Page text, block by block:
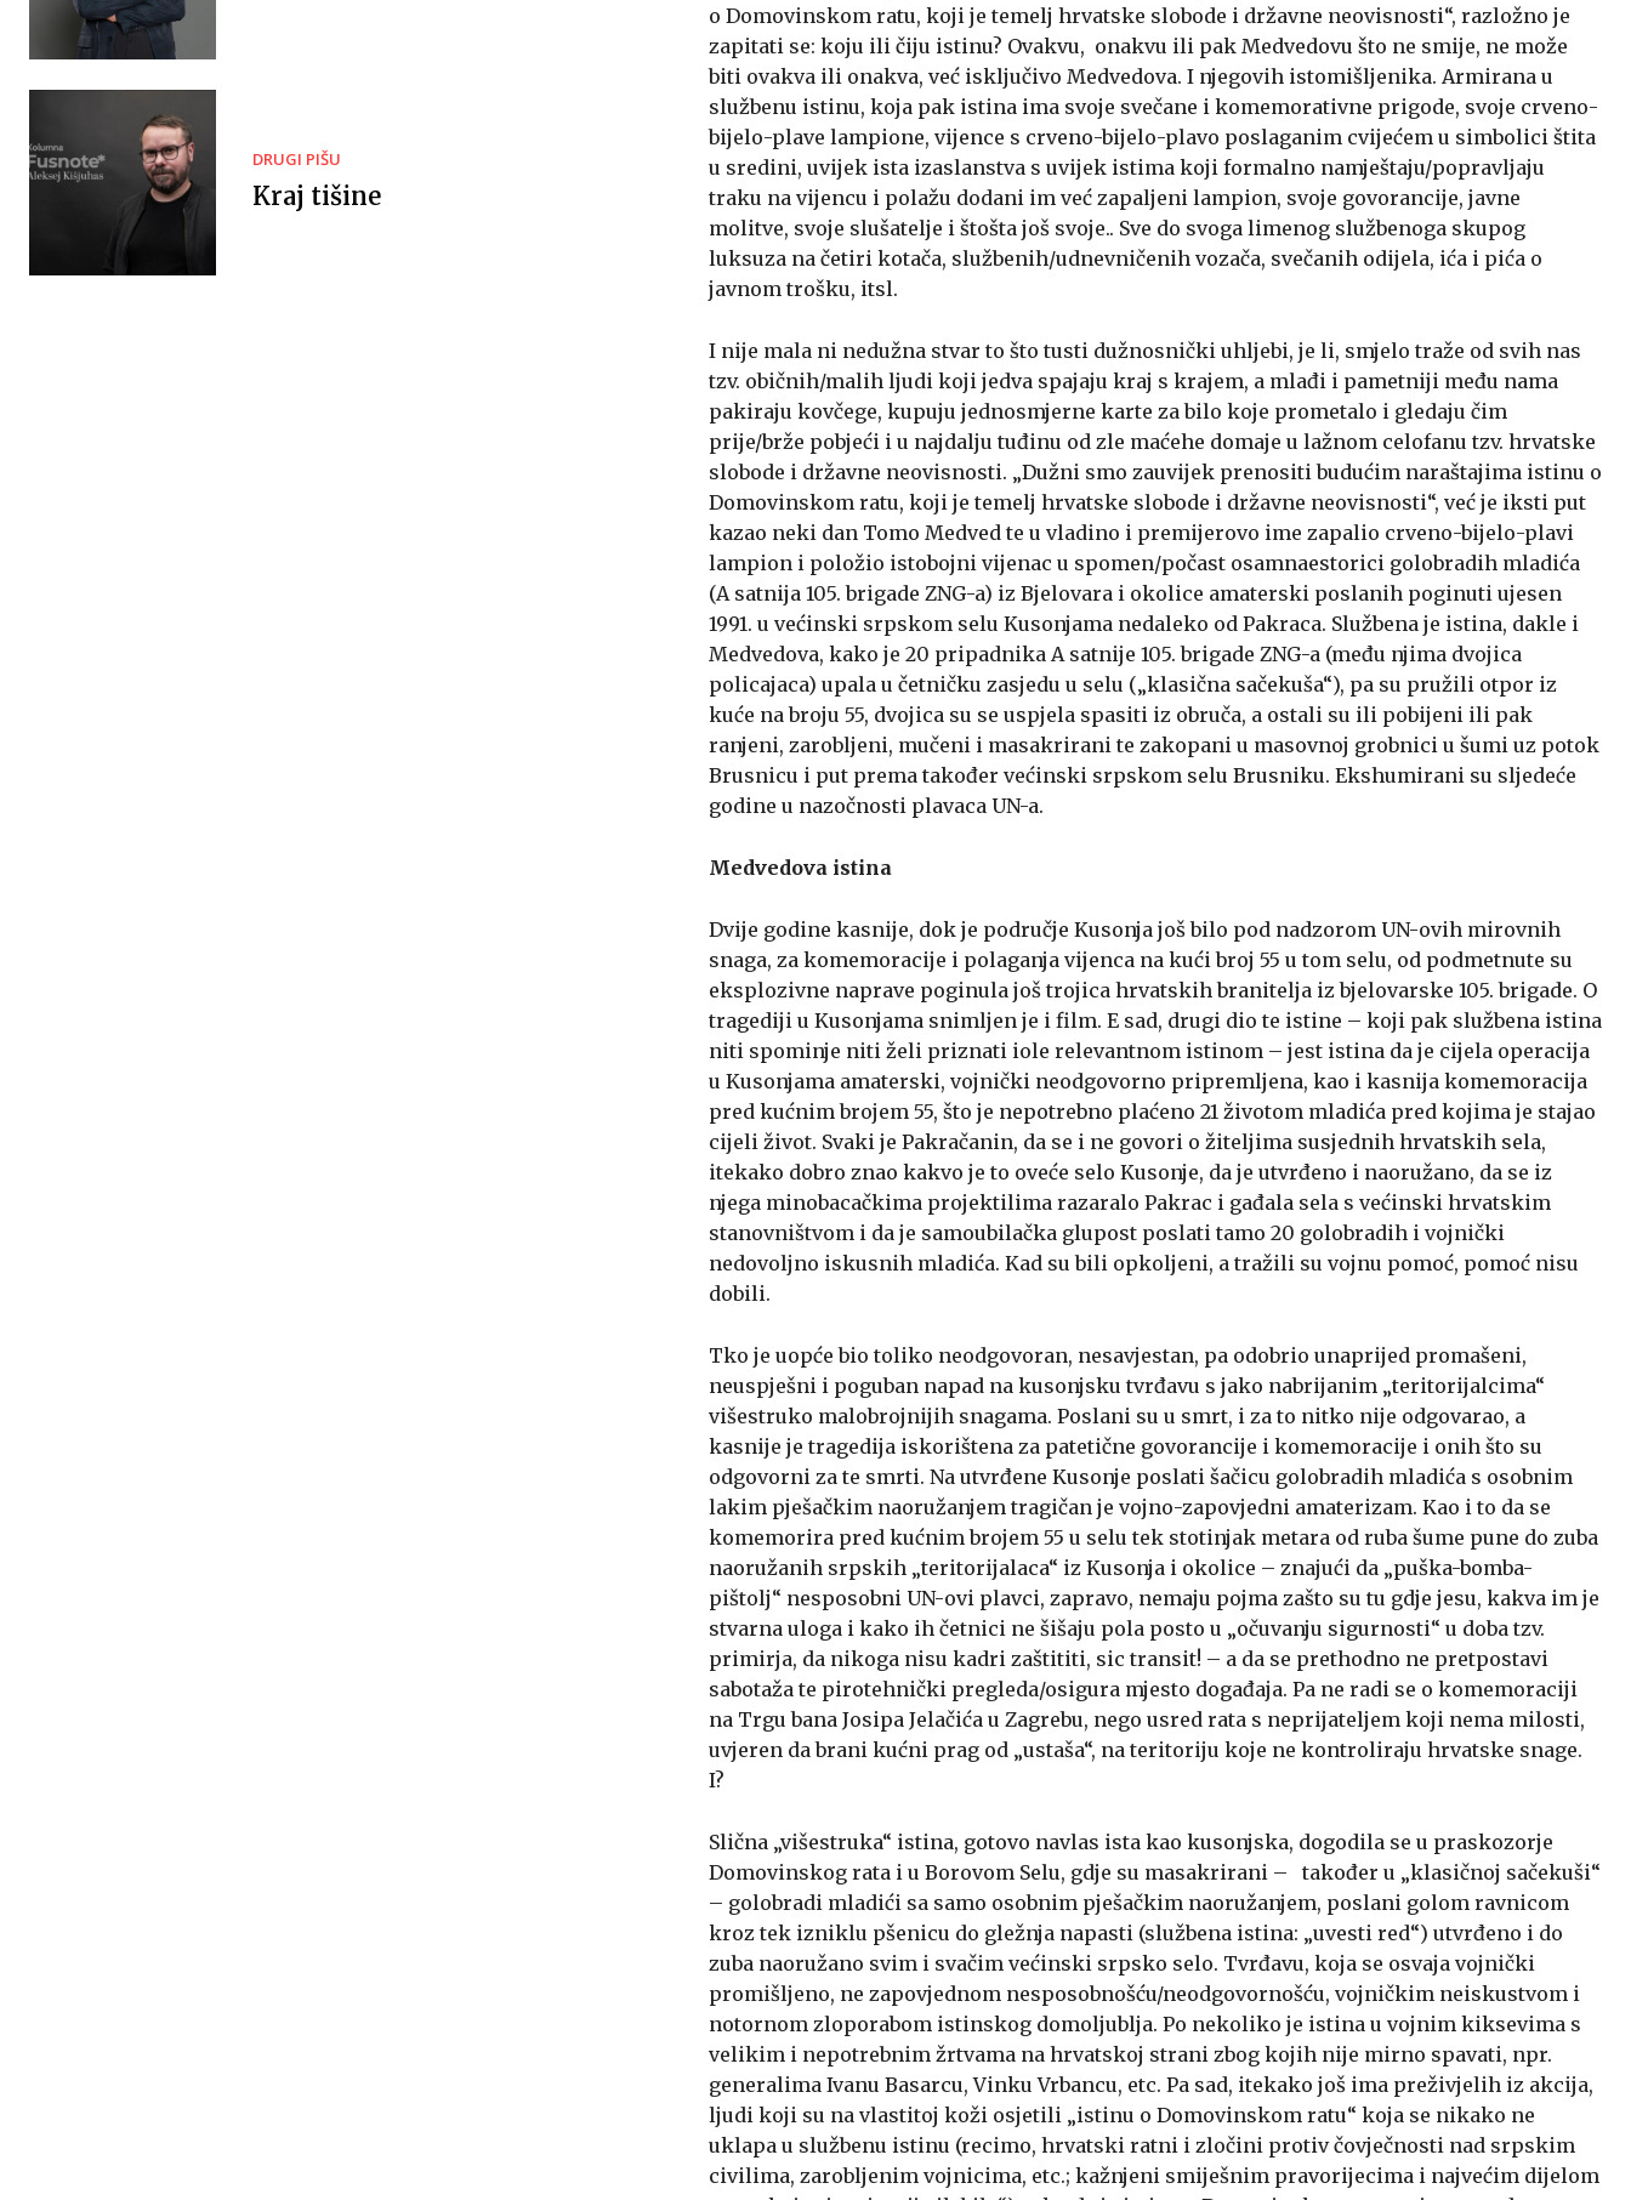
DRUGI PIŠU
Kraj tišine
o Domovinskom ratu, koji je temelj hrvatske slobode i državne neovisnosti“, razložno je
zapitati se: koju ili čiju istinu? Ovakvu, onakvu ili pak Medvedovu što ne smije, ne može
biti ovakva ili onakva, već isključivo Medvedova. I njegovih istomišljenika. Armirana u
službenu istinu, koja pak istina ima svoje svečane i komemorativne prigode, svoje crveno-
bijelo-plave lampione, vijence s crveno-bijelo-plavo poslaganim cvijećem u simbolici štita
u sredini, uvijek ista izaslanstva s uvijek istima koji formalno namještaju/popravljaju
traku na vijencu i polažu dodani im već zapaljeni lampion, svoje govorancije, javne
molitve, svoje slušatelje i štošta još svoje.. Sve do svoga limenog službenoga skupog
luksuza na četiri kotača, službenih/udnevničenih vozača, svečanih odijela, ića i pića o
javnom trošku, itsl.
I nije mala ni nedužna stvar to što tusti dužnosnički uhljebi, je li, smjelo traže od svih nas
tzv. običnih/malih ljudi koji jedva spajaju kraj s krajem, a mlađi i pametniji među nama
pakiraju kovčege, kupuju jednosmjerne karte za bilo koje prometalo i gledaju čim
prije/brže pobjeći i u najdalju tuđinu od zle maćehe domaje u lažnom celofanu tzv. hrvatske
slobode i državne neovisnosti. „Dužni smo zauvijek prenositi budućim naraštajima istinu o
Domovinskom ratu, koji je temelj hrvatske slobode i državne neovisnosti“, već je iksti put
kazao neki dan Tomo Medved te u vladino i premijerovo ime zapalio crveno-bijelo-plavi
lampion i položio istobojni vijenac u spomen/počast osamnaestorici golobradih mladića
(A satnija 105. brigade ZNG-a) iz Bjelovara i okolice amaterski poslanih poginuti ujesen
1991. u većinski srpskom selu Kusonjama nedaleko od Pakraca. Službena je istina, dakle i
Medvedova, kako je 20 pripadnika A satnije 105. brigade ZNG-a (među njima dvojica
policajaca) upala u četničku zasjedu u selu („klasična sačekuša“), pa su pružili otpor iz
kuće na broju 55, dvojica su se uspjela spasiti iz obruča, a ostali su ili pobijeni ili pak
ranjeni, zarobljeni, mučeni i masakrirani te zakopani u masovnoj grobnici u šumi uz potok
Brusnicu i put prema također većinski srpskom selu Brusniku. Ekshumirani su sljedeće
godine u nazočnosti plavaca UN-a.
Medvedova istina
Dvije godine kasnije, dok je područje Kusonja još bilo pod nadzorom UN-ovih mirovnih
snaga, za komemoracije i polaganja vijenca na kući broj 55 u tom selu, od podmetnute su
eksplozivne naprave poginula još trojica hrvatskih branitelja iz bjelovarske 105. brigade. O
tragediji u Kusonjama snimljen je i film. E sad, drugi dio te istine – koji pak službena istina
niti spominje niti želi priznati iole relevantnom istinom – jest istina da je cijela operacija
u Kusonjama amaterski, vojnički neodgovorno pripremljena, kao i kasnija komemoracija
pred kućnim brojem 55, što je nepotrebno plaćeno 21 životom mladića pred kojima je stajao
cijeli život. Svaki je Pakračanin, da se i ne govori o žiteljima susjednih hrvatskih sela,
itekako dobro znao kakvo je to oveće selo Kusonje, da je utvrđeno i naoružano, da se iz
njega minobacačkima projektilima razaralo Pakrac i gađala sela s većinski hrvatskim
stanovništvom i da je samoubilačka glupost poslati tamo 20 golobradih i vojnički
nedovoljno iskusnih mladića. Kad su bili opkoljeni, a tražili su vojnu pomoć, pomoć nisu
dobili.
Tko je uopće bio toliko neodgovoran, nesavjestan, pa odobrio unaprijed promašeni,
neuspješni i poguban napad na kusonjsku tvrđavu s jako nabrijanim „teritorijalcima“
višestruko malobrojnijih snagama. Poslani su u smrt, i za to nitko nije odgovarao, a
kasnije je tragedija iskorištena za patetične govorancije i komemoracije i onih što su
odgovorni za te smrti. Na utvrđene Kusonje poslati šačicu golobradih mladića s osobnim
lakim pješačkim naoružanjem tragičan je vojno-zapovjedni amaterizam. Kao i to da se
komemorira pred kućnim brojem 55 u selu tek stotinjak metara od ruba šume pune do zuba
naoružanih srpskih „teritorijalaca“ iz Kusonja i okolice – znajući da „puška-bomba-
pištolj“ nesposobni UN-ovi plavci, zapravo, nemaju pojma zašto su tu gdje jesu, kakva im je
stvarna uloga i kako ih četnici ne šišaju pola posto u „očuvanju sigurnosti“ u doba tzv.
primirja, da nikoga nisu kadri zaštititi, sic transit! – a da se prethodno ne pretpostavi
sabotaža te pirotehnički pregleda/osigura mjesto događaja. Pa ne radi se o komemoraciji
na Trgu bana Josipa Jelačića u Zagrebu, nego usred rata s neprijateljem koji nema milosti,
uvjeren da brani kućni prag od „ustaša“, na teritoriju koje ne kontroliraju hrvatske snage.
I?
Slična „višestruka“ istina, gotovo navlas ista kao kusonjska, dogodila se u praskozorje
Domovinskog rata i u Borovom Selu, gdje su masakrirani – također u „klasičnoj sačekuši“
– golobradi mladići sa samo osobnim pješačkim naoružanjem, poslani golom ravnicom
kroz tek izniklu pšenicu do gležnja napasti (službena istina: „uvesti red“) utvrđeno i do
zuba naoružano svim i svačim većinski srpsko selo. Tvrđavu, koja se osvaja vojnički
promišljeno, ne zapovjednom nesposobnošću/neodgovornošću, vojničkim neiskustvom i
notornom zloporabom istinskog domoljublja. Po nekoliko je istina u vojnim kiksevima s
velikim i nepotrebnim žrtvama na hrvatskoj strani zbog kojih nije mirno spavati, npr.
generalima Ivanu Basarcu, Vinku Vrbancu, etc. Pa sad, itekako još ima preživjelih iz akcija,
ljudi koji su na vlastitoj koži osjetili „istinu o Domovinskom ratu“ koja se nikako ne
uklapa u službenu istinu (recimo, hrvatski ratni i zločini protiv čovječnosti nad srpskim
civilima, zarobljenim vojnicima, etc.; kažnjeni smiješnim pravorijecima i najvećim dijelom